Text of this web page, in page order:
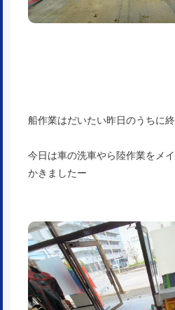
船作業はだいたい昨日のうちに
今日は車の洗車やら陸作業をメ
かきましたー